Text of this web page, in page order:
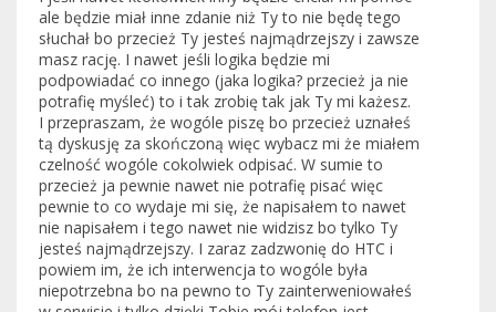
ale będzie miał inne zdanie niż Ty to nie będę tego
słuchał bo przecież Ty jesteś najmądrzejszy i zawsze
masz rację. I nawet jeśli logika będzie mi
podpowiadać co innego (jaka logika? przecież ja nie
potrafię myśleć) to i tak zrobię tak jak Ty mi każesz.
I przepraszam, że wogóle piszę bo przecież uznałeś
tą dyskusję za skończoną więc wybacz mi że miałem
czelność wogóle cokolwiek odpisać. W sumie to
przecież ja pewnie nawet nie potrafię pisać więc
pewnie to co wydaje mi się, że napisałem to nawet
nie napisałem i tego nawet nie widzisz bo tylko Ty
jesteś najmądrzejszy. I zaraz zadzwonię do HTC i
powiem im, że ich interwencja to wogóle była
niepotrzebna bo na pewno to Ty zainterweniowałeś